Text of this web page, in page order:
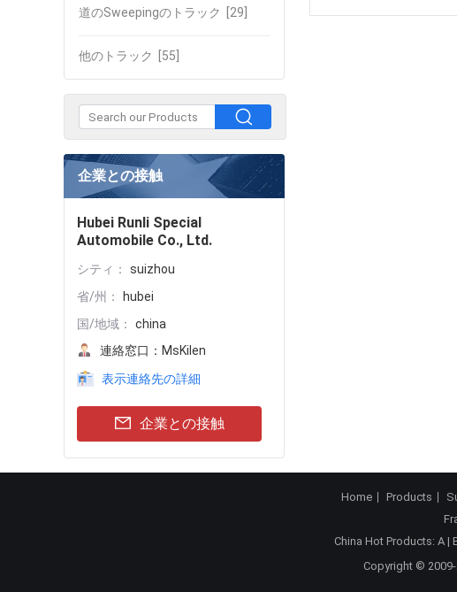
道のSweepingのトラック [29]
他のトラック [55]
企業との接触
Hubei Runli Special
Automobile Co., Ltd.
シティ：
suizhou
省/州：
hubei
国/地域：
china
連絡窓口： MsKilen
表示連絡先の詳細
企業との接触
Home Products
China Hot Products: A |
Copyright ©